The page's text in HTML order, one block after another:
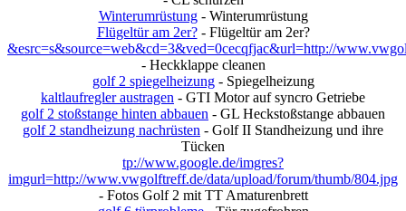
Winterumrüstung- Winterumrüstung
Flügeltür am 2er?- Flügeltür am 2er?
&esrc=s&source=web&cd=3&ved=0cecqfjac&url=http://
- Heckklappe cleanen
golf 2 spiegelheizung- Spiegelheizung
kaltlaufregler austragen - GTI Motor auf syncro Getriebe
golf 2 stoßstange hinten abbauen - GL Heckstoßstange abbauen
golf 2 standheizung nachrüsten - Golf II Standheizung und ihre
Tücken
tp://www.google.de/imgres?
imgurl=http://www.vwgolftreff.de/data/upload/forum/thumb/804.jpg
- Fotos Golf 2 mit TT Amaturenbrett